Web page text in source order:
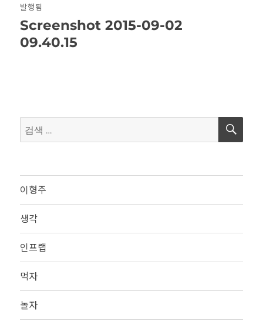
탐
색
발행됨
Screenshot 2015-09-02
09.40.15
검
색:
검
이형주
생각
인프랩
먹자
놀자